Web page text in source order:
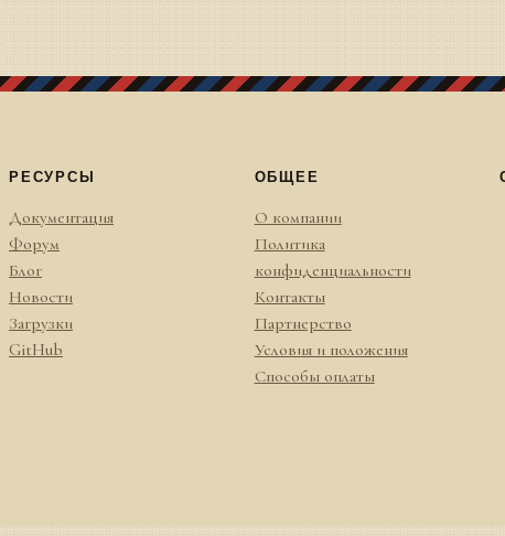
РЕСУРСЫ
Документация
Форум
Блог
Новости
Загрузки
GitHub
ОБЩЕЕ
О компании
Политика
конфиденциальности
Контакты
Партнерство
Условия и положения
Способы оплаты